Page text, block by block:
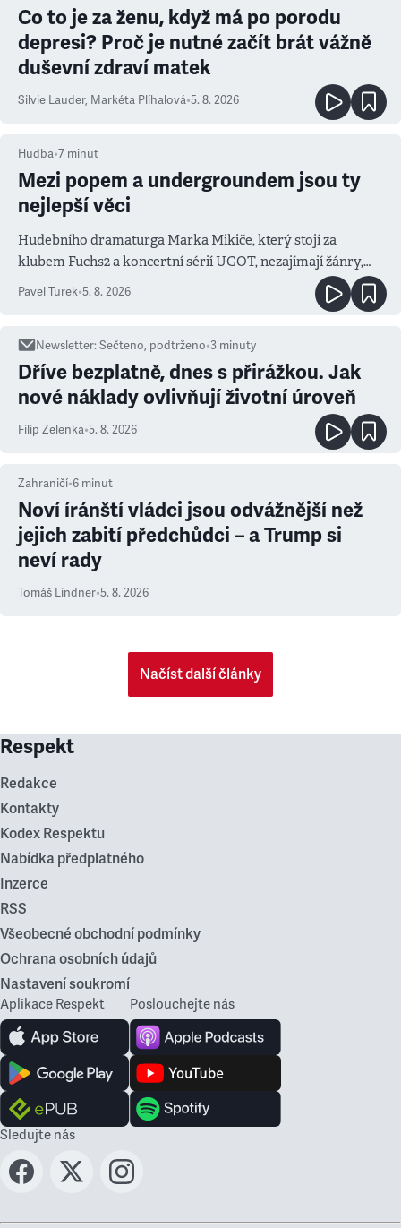
Co to je za ženu, když má po porodu
depresi? Proč je nutné začít brát vážně
duševní zdraví matek
Silvie Lauder, Markéta Plíhalová•5. 8. 2026
Hudba•7 minut
Mezi popem a undergroundem jsou ty
nejlepší věci
Hudebního dramaturga Marka Mikiče, který stojí za
klubem Fuchs2 a koncertní sérií UGOT, nezajímají žánry,
ale atmosféra
Pavel Turek•5. 8. 2026
Newsletter:Sečteno, podtrženo•3 minuty
Dříve bezplatně, dnes s přirážkou. Jak
nové náklady ovlivňují životní úroveň
Filip Zelenka•5. 8. 2026
Zahraničí•6 minut
Noví íránští vládci jsou odvážnější než
jejich zabití předchůdci – a Trump si
neví rady
Tomáš Lindner•5. 8. 2026
Načíst další články
Respekt
Redakce
Kontakty
Kodex Respektu
Nabídka předplatného
Inzerce
RSS
Všeobecné obchodní podmínky
Ochrana osobních údajů
Nastavení soukromí
Aplikace Respekt Poslouchejte nás
Sledujte nás